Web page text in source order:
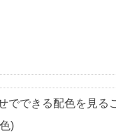
でできる配色を見る
)